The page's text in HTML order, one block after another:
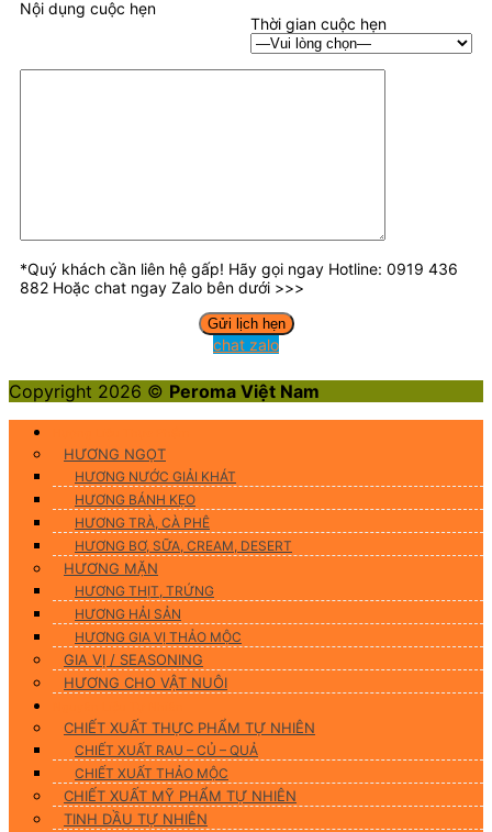
Thời gian cuộc hẹn
Nội dụng cuộc hẹn
*Quý khách cần liên hệ gấp! Hãy gọi ngay Hotline: 0919 436
882 Hoặc chat ngay Zalo bên dưới >>>
chat zalo
Copyright 2026 © Peroma Việt Nam
HƯƠNG NGỌT
HƯƠNG NƯỚC GIẢI KHÁT
HƯƠNG BÁNH KẸO
HƯƠNG TRÀ, CÀ PHÊ
HƯƠNG BƠ, SỮA, CREAM, DESERT
HƯƠNG MẶN
HƯƠNG THỊT, TRỨNG
HƯƠNG HẢI SẢN
HƯƠNG GIA VỊ THẢO MỘC
GIA VỊ / SEASONING
HƯƠNG CHO VẬT NUÔI
CHIẾT XUẤT THỰC PHẨM TỰ NHIÊN
CHIẾT XUẤT RAU – CỦ – QUẢ
CHIẾT XUẤT THẢO MỘC
CHIẾT XUẤT MỸ PHẨM TỰ NHIÊN
TINH DẦU TỰ NHIÊN